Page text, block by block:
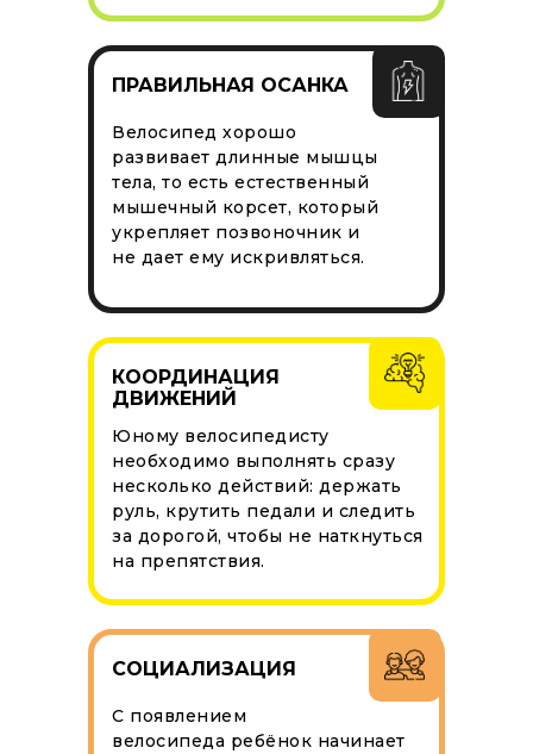
ПРАВИЛЬНАЯ ОСАНКА
Велосипед хорошо
развивает длинные мышцы
тела, то есть естественный
мышечный корсет, который
укрепляет позвоночник и
не дает ему искривляться.
КООРДИНАЦИЯ
ДВИЖЕНИЙ
Юному велосипедисту
необходимо выполнять сразу
несколько действий: держать
руль, крутить педали и следить
за дорогой, чтобы не наткнуться
на препятствия.
СОЦИАЛИЗАЦИЯ
С появлением
велосипеда ребёнок начинает